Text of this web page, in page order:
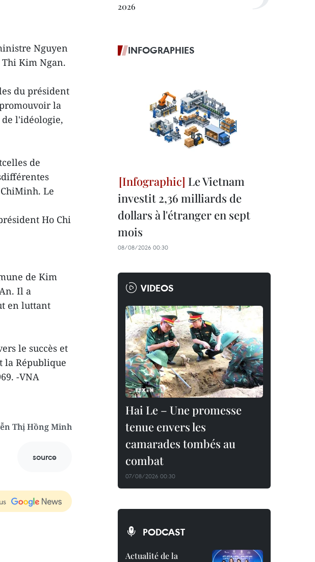
Nguyen
Kim Ngan.
du président
la
l'idéologie,
de
Le
Ho Chi
de Kim
Il a
en luttant
le succès et
la République
-VNA
Thị Hồng Minh
source
2026
INFOGRAPHIES
Le Vietnam
investit 2,36 milliards de
dollars à l'étranger en sept
mois
08/08/2026 00:30
VIDEOS
Hai Le – Une promesse
tenue envers les
camarades tombés au
combat
07/08/2026 00:30
PODCAST
Actualité de la